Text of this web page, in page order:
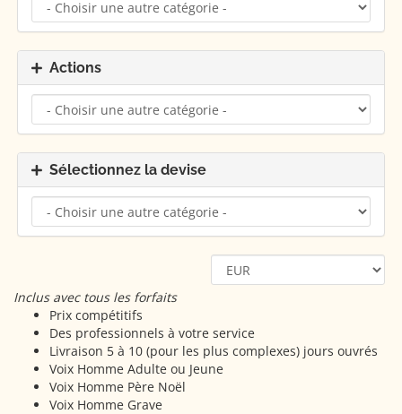
Actions
Sélectionnez la devise
Inclus avec tous les forfaits
Prix compétitifs
Des professionnels à votre service
Livraison 5 à 10 (pour les plus complexes) jours ouvrés
Voix Homme Adulte ou Jeune
Voix Homme Père Noël
Voix Homme Grave